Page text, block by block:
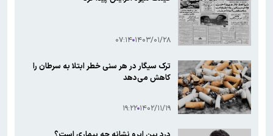
۱۴۰۳/۰۱/۲۸ ۰۷:۱۴
ترک سیگار در هر سنی خطر ابتلا به سرطان را
کاهش می‌دهد
۱۴۰۲/۱۱/۱۹ ۱۹:۲۲